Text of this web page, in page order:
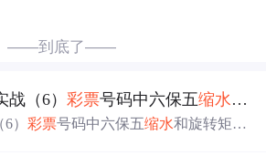
——到底了——
战（6）彩票号码中六保五缩水和
6）彩票号码中六保五缩水和旋转矩阵